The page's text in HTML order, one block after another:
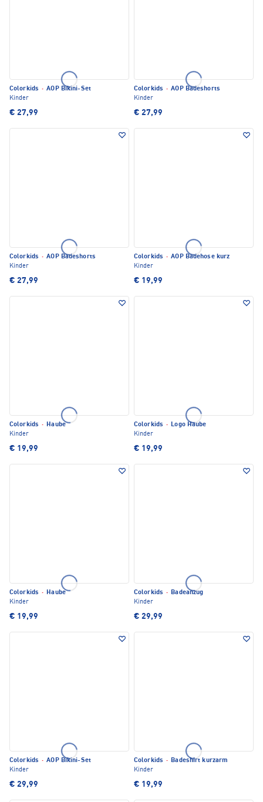
Colorkids · AOP Bikini-Set
Kinder
€ 27,99
Colorkids · AOP Badeshorts
Kinder
€ 27,99
Colorkids · AOP Badeshorts
Kinder
€ 27,99
Colorkids · AOP Badehose kurz
Kinder
€ 19,99
Colorkids · Haube
Kinder
€ 19,99
Colorkids · Logo Haube
Kinder
€ 19,99
Colorkids · Haube
Kinder
€ 19,99
Colorkids · Badeanzug
Kinder
€ 29,99
Colorkids · AOP Bikini-Set
Kinder
€ 29,99
Colorkids · Badeshirt kurzarm
Kinder
€ 19,99